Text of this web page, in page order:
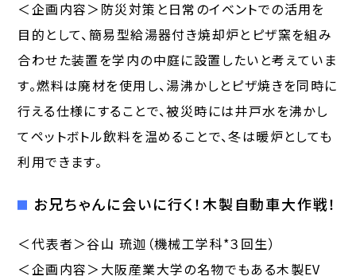
＜企画内容＞防災対策と日常のイベントでの活用を
目的として、簡易型給湯器付き焼却炉とピザ窯を組み
合わせた装置を学内の中庭に設置したいと考えていま
す。燃料は廃材を使用し、湯沸かしとピザ焼きを同時に
行える仕様にすることで、被災時には井戸水を沸かし
てペットボトル飲料を温めることで、冬は暖炉としても
利用できます。
お兄ちゃんに会いに行く！木製自動車大作戦！
＜代表者＞谷山 琉迦（機械工学科*３回生）
＜企画内容＞大阪産業大学の名物でもある木製EV